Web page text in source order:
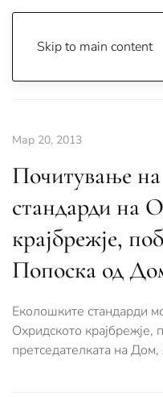
Skip to main content
Мар 20, 2013
Почитување
стандарди на
крајбрежје,
Попоска од
Еколошките стандарди
Охридското крајбрежје,
претседателката на